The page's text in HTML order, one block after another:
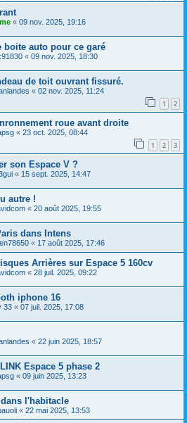
« 09 nov. 2025, 19:16
boite auto pour ce garé
« 09 nov. 2025, 18:30
de toit ouvrant fissuré.
« 02 nov. 2025, 11:24
1 2
roue avant droite
« 23 oct. 2025, 08:44
1 2 3
son Espace V ?
« 15 sept. 2025, 14:47
autre !
« 20 août 2025, 19:55
dans Intens
« 17 août 2025, 17:46
Arrières sur Espace 5 160cv
« 28 juil. 2025, 09:22
iphone 16
33 « 07 juil. 2025, 17:08
« 22 juin 2025, 18:57
Espace 5 phase 2
« 09 juin 2025, 13:23
l'habitacle
« 22 mai 2025, 13:53